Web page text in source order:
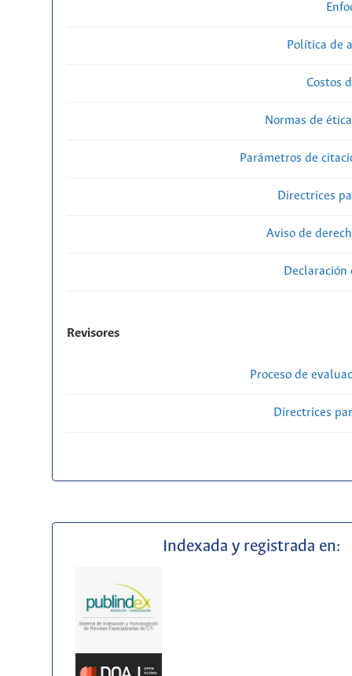
Política de
Costos
Normas de
Parámetros de
Directrices
Aviso de
Declaración
Revisores
Proceso de
Directrices
Indexada y registrada en: